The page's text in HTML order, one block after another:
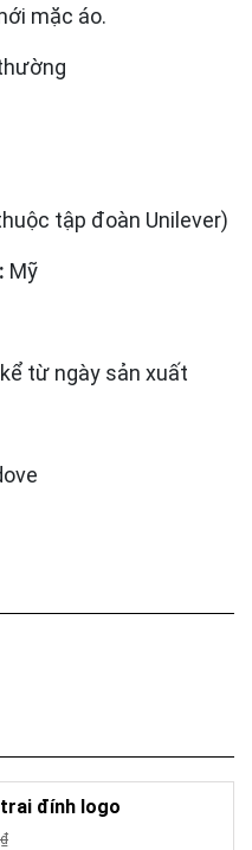
mặc áo.
tập đoàn Unilever)
Mỹ
từ ngày sản xuất
đính logo